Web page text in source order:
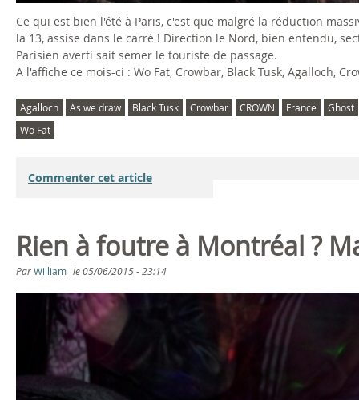
i
Ce qui est bien l'été à Paris, c'est que malgré la réduction
la 13, assise dans le carré ! Direction le Nord, bien entendu,
Parisien averti sait semer le touriste de passage.
A l'affiche ce mois-ci : Wo Fat, Crowbar, Black Tusk, Agalloch,
Agalloch As we draw Black Tusk Crowbar CROWN France
Ghost
Wo Fat
Commenter cet article
Rien à foutre à Montréal ?
ParWilliam le05/06/2015 - 23:14